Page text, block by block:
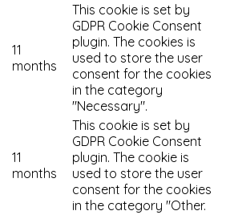
11
months
This cookie is set by
GDPR Cookie Consent
plugin. The cookies is
used to store the user
consent for the cookies
in the category
"Necessary".
11
months
This cookie is set by
GDPR Cookie Consent
plugin. The cookie is
used to store the user
consent for the cookies
in the category "Other.